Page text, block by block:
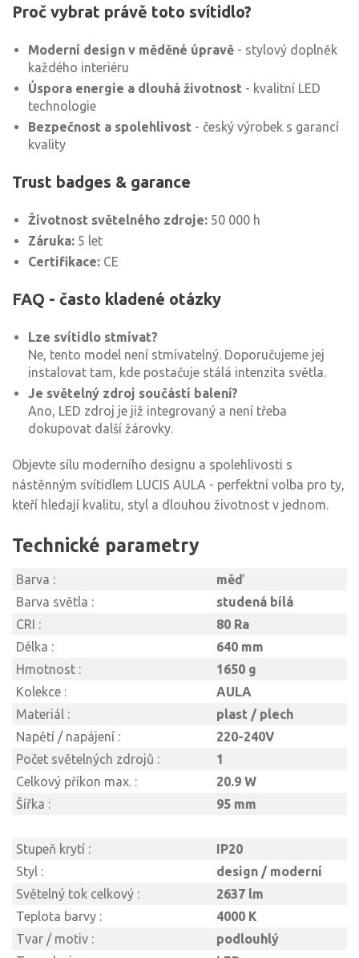
Proč vybrat právě toto svítidlo?
Moderní design v měděné úpravě - stylový doplněk
každého interiéru
Úspora energie a dlouhá životnost - kvalitní LED
technologie
Bezpečnost a spolehlivost - český výrobek s garancí
kvality
Trust badges & garance
Životnost světelného zdroje: 50 000 h
Záruka: 5 let
Certifikace: CE
FAQ - často kladené otázky
Lze svítidlo stmívat?
Ne, tento model není stmívatelný. Doporučujeme jej
instalovat tam, kde postačuje stálá intenzita světla.
Je světelný zdroj součástí balení?
Ano, LED zdroj je již integrovaný a není třeba
dokupovat další žárovky.
Objevte sílu moderního designu a spolehlivosti s
nástěnným svítidlem LUCIS AULA - perfektní volba pro ty,
kteří hledají kvalitu, styl a dlouhou životnost v jednom.
Technické parametry
Barva :
měď
Barva světla :
studená bílá
CRI :
80 Ra
Délka :
640 mm
Hmotnost :
1650 g
Kolekce :
AULA
Materiál :
plast / plech
Napětí / napájení :
220-240V
Počet světelných zdrojů :
1
Celkový příkon max. :
20.9 W
Šířka :
95 mm
Stupeň krytí :
IP20
Styl :
design / moderní
Světelný tok celkový :
2637 lm
Teplota barvy :
4000 K
Tvar / motiv :
podlouhlý